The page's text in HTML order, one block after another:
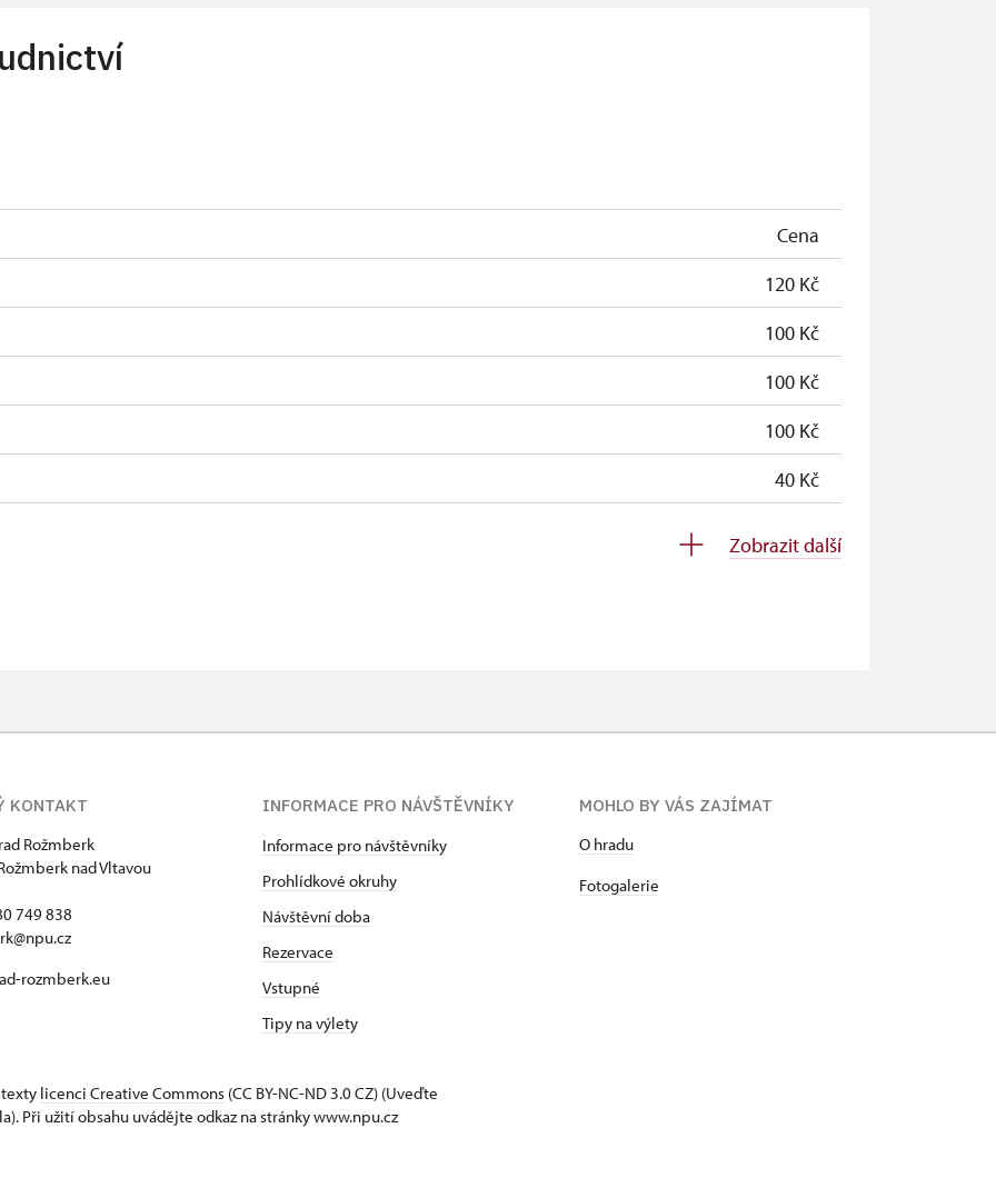
příslušníci)
zdarma
zdarma
Cena
120 Kč
100 Kč
100 Kč
100 Kč
40 Kč
na 10 dětí)
příslušníci)
Zobrazit další
KONTAKT
Rožmberk
nad Vltavou
749 838
rozmberk.eu
INFORMACE PRO NÁVŠTĚVNÍKY
Informace pro návštěvníky
Prohlídkové okruhy
Návštěvní doba
Rezervace
Vstupné
Tipy na výlety
MOHLO BY VÁS ZAJÍMAT
O hradu
Fotogalerie
licenci Creative Commons (CC BY-NC-ND 3.0 CZ) (Uveďte
Při užití obsahu uvádějte odkaz na stránky www.npu.cz